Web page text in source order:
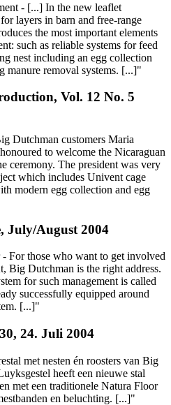
- [...] In the new leaflet
layers in barn and free-range
the most important elements
such as reliable systems for feed
nest including an egg collection
manure removal systems. [...]"
Vol. 12 No. 5
Dutchman customers Maria
to welcome the Nicaraguan
ceremony. The president was very
which includes Univent cage
modern egg collection and egg
July/August 2004
For those who want to get involved
Big Dutchman is the right address.
for such management is called
successfully equipped around
[...]"
24. Juli 2004
met nesten én roosters van Big
heeft een nieuwe stal
met een traditionele Natura Floor
en beluchting. [...]"